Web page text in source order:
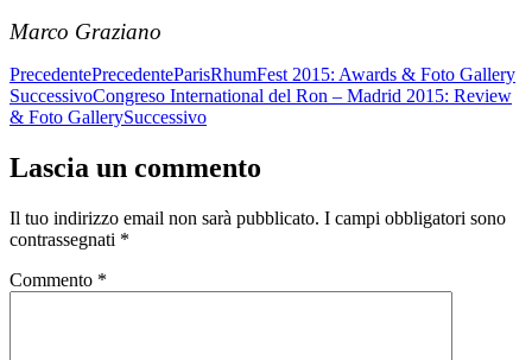
Marco Graziano
PrecedentePrecedenteParisRhumFest 2015: Awards & Foto Gallery
SuccessivoCongreso International del Ron – Madrid 2015: Review
& Foto GallerySuccessivo
Lascia un commento
Il tuo indirizzo email non sarà pubblicato. I campi obbligatori sono
contrassegnati *
Commento *